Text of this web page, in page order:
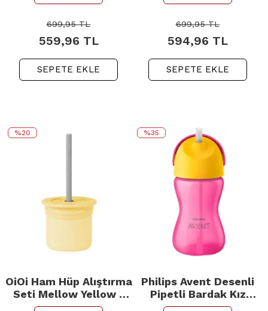
699,95TL
559,96 TL
SEPETE EKLE
699,95TL
594,96 TL
SEPETE EKLE
%20
OiOi Ham Hüp Alıştırma
Seti Mellow Yellow -
Powder Green
%35
Philips Avent Desenli
Pipetli Bardak Kız
300ml